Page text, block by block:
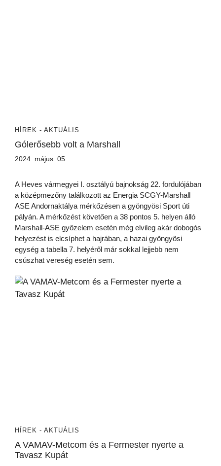
HÍREK - AKTUÁLIS
Gólerősebb volt a Marshall
2024. május. 05.
A Heves vármegyei I. osztályú bajnokság 22. fordulójában
a középmezőny találkozott az Energia SCGY-Marshall
ASE Andornaktálya mérkőzésen a gyöngyösi Sport úti
pályán. A mérkőzést követően a 38 pontos 5. helyen álló
Marshall-ASE győzelem esetén még elvileg akár dobogós
helyezést is elcsíphet a hajrában, a hazai gyöngyösi
egység a tabella 7. helyéről már sokkal lejjebb nem
csúszhat vereség esetén sem.
HÍREK - AKTUÁLIS
A VAMAV-Metcom és a Fermester nyerte a
Tavasz Kupát